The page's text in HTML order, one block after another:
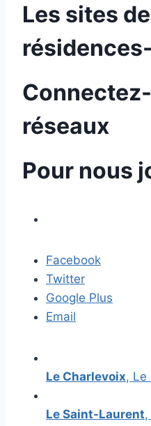
Les sites
réseaux
Pour nous
Facebook
Twitter
Google Plus
Email
Le Charlevoix, Le
Le Saint-Laurent